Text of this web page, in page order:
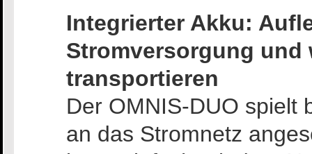
Integrierter Akku:
Stromversorgung und
transportieren
Der OMNIS-DUO spielt
an das Stromnetz